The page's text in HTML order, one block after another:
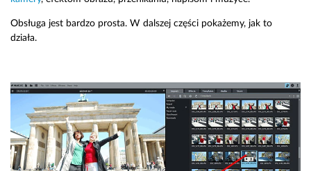
Obsługa jest bardzo prosta. W dalszej części pokażemy, jak to
działa.